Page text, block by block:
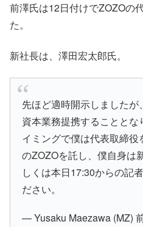
前澤氏は12日付けでZOZOの
た。
新社長は、澤田宏太郎氏。
先ほど適時開示しました
資本業務提携することと
イミングで僕は代表取締
のZOZOを託し、僕自身は
しくは本日17:30からの記
ださい。
— Yusaku Maezawa (MZ)